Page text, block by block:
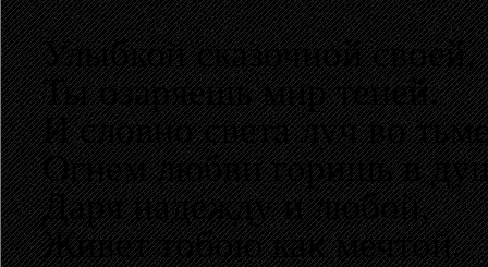
Улыбкой сказочной своей,
Ты озаряешь мир теней.
И словно света луч во
Огнем любви горишь в
Даря надежду и любой,
Живет тобою как мечтой.